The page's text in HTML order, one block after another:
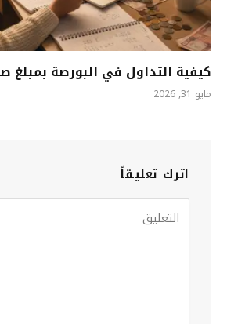
كيفية التداول في البورصة بمبلغ
مايو 31, 2026
اترك تعليقاً